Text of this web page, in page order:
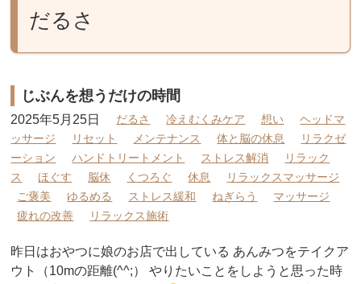
だるさ
じぶんを想うだけの時間
2025年5月25日 だるさ 冷えむくみケア 想い
ヘッドマ
ッサージ
リセット メンテナンス 体と脳の休息
リラクゼ
ーション
ハンドトリートメント ストレス解消
リラック
ス
ほぐす 脳休 くつろぐ 休息
リラックスマッサージ
ご褒美
ゆるめる ストレス緩和 ねぎらう
マッサージ
疲れの改善
リラックス施術
昨日はおやつに娘のお店で出している あんみつをテイクア
ウト（10mの距離(^^;） やりたいことをしようと思った時